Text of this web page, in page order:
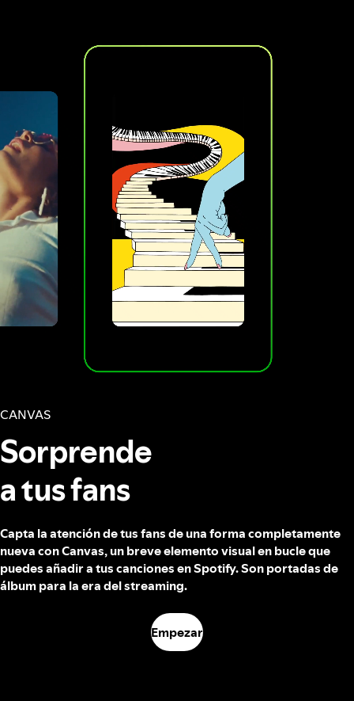
CANVAS
Sorprende
a tus fans
Capta la atención de tus fans de una forma completamente
nueva con Canvas, un breve elemento visual en bucle que
puedes añadir a tus canciones en Spotify. Son portadas de
álbum para la era del streaming.
Empezar